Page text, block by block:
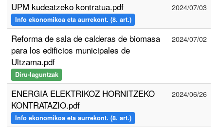
UPM kudeatzeko kontratua.pdf
Info ekonomikoa eta aurrekont. (8. art.)
2024/07/03
Reforma de sala de calderas de biomasa
para los edificios municipales de
Ultzama.pdf
Diru-laguntzak
2024/07/02
ENERGIA ELEKTRIKOZ HORNITZEKO
KONTRATAZIO.pdf
Info ekonomikoa eta aurrekont. (8. art.)
2024/06/26